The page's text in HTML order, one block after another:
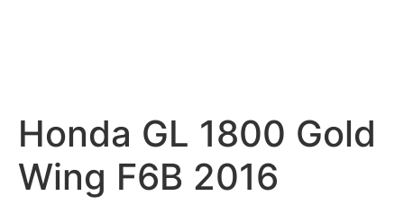
Honda GL 1800 Gold
Wing F6B 2016